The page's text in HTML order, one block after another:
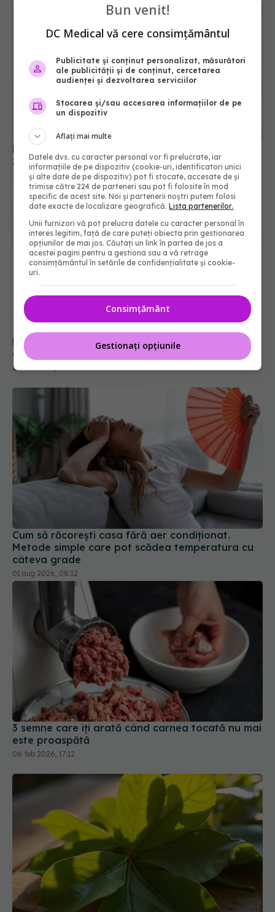
Pune o cutie cu bicarbonat în frigider și las-o 3
zile. Rezultatul te va uimi
29 dec 2025, 09:20
De ce să pui capacul de fiecare dată când
gătești la foc mic
28 dec 2025, 17:50
Cum să răcorești casa fără aer condiționat.
Metode simple care pot scădea temperatura cu
01 aug 2026, 08:12
3 semne care îți arată când carnea tocată nu mai
este proaspătă
06 feb 2026, 17:12
Foaia de dafin, soluția ieftină care elimină
mirosurile neplăcute din casă peste noapte
31 aug 2025, 18:12
Bun venit!
DC Medical vă cere consimțământul
Publicitate și conținut personalizat, măsurători
ale publicității și de conținut, cercetarea
audienței și dezvoltarea serviciilor
Stocarea și/sau accesarea informațiilor de pe
un dispozitiv
Aflați mai multe
Datele dvs. cu caracter personal vor fi prelucrate, iar
informațiile de pe dispozitiv (cookie-uri, identificatori unici
și alte date de pe dispozitiv) pot fi stocate, accesate de și
trimise către 224 de parteneri sau pot fi folosite în mod
specific de acest site. Noi și partenerii noștri putem folosi
date exacte de localizare geografică.Lista partenerilor.
Unii furnizori vă pot prelucra datele cu caracter personal în
interes legitim, față de care puteți obiecta prin gestionarea
opțiunilor de mai jos. Căutați un link în partea de jos a
acestei pagini pentru a gestiona sau a vă retrage
consimțământul în setările de confidențialitate și cookie-
uri.
Consimțământ
Gestionați opțiunile